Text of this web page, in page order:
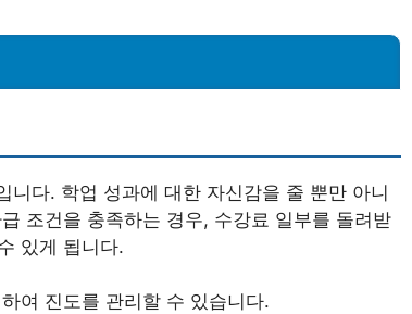
다. 학업 성과에 대한 자신감을 줄 뿐만 아니
조건을 충족하는 경우, 수강료 일부를 돌려받
있게 됩니다.
여 진도를 관리할 수 있습니다.